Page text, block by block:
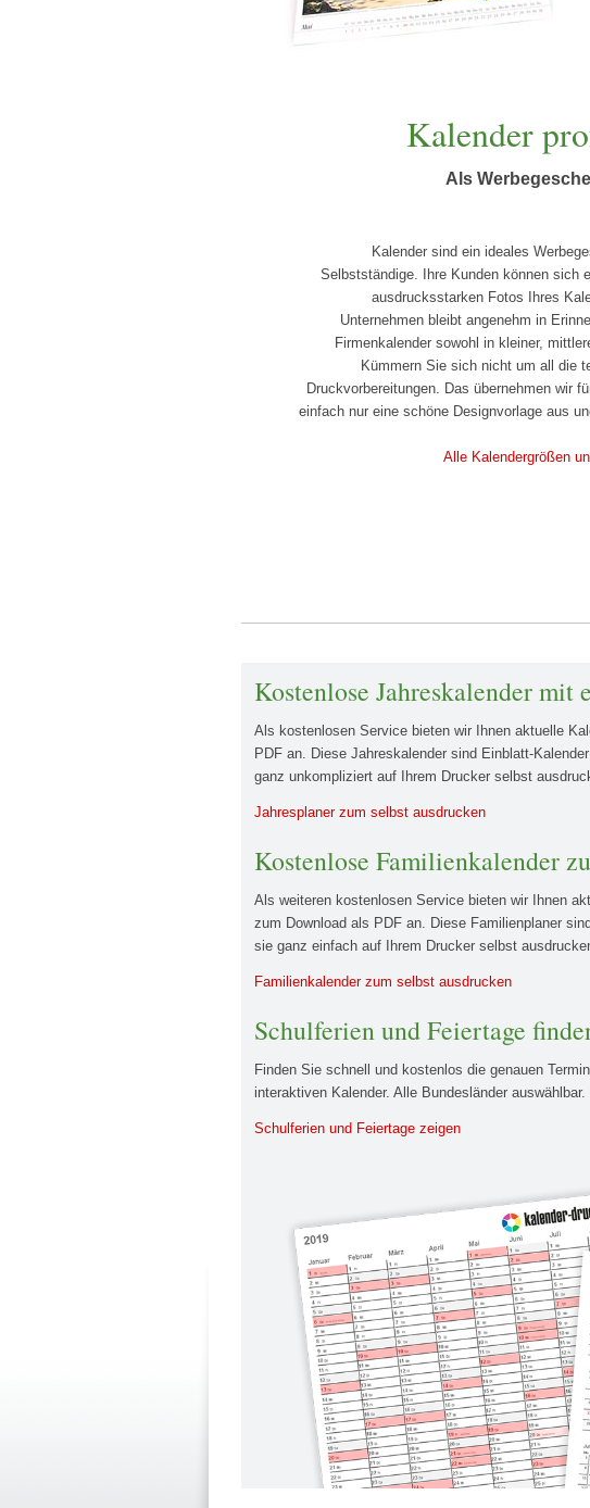
Kalender
Als
Kalender sind ein ideales
Selbstständige. Ihre Kunden können sich
ausdrucksstarken Fotos Ihres
Unternehmen bleibt angenehm in
Firmenkalender sowohl in kleiner,
Kümmern Sie sich nicht um all die
Druckvorbereitungen. Das übernehmen wir
einfach nur eine schöne Designvorlage aus
Alle Kalendergrößen
Kostenlose Jahreskalender mit
Als kostenlosen Service bieten wir Ihnen aktuelle
PDF an. Diese Jahreskalender sind Einblatt-
ganz unkompliziert auf Ihrem Drucker selbst
Jahresplaner zum selbst ausdrucken
Kostenlose Familienkalender
Als weiteren kostenlosen Service bieten wir Ihnen
zum Download als PDF an. Diese Familienplaner
sie ganz einfach auf Ihrem Drucker selbst
Familienkalender zum selbst ausdrucken
Schulferien und Feiertage
Finden Sie schnell und kostenlos die genauen
interaktiven Kalender. Alle Bundesländer auswählbar.
Schulferien und Feiertage zeigen